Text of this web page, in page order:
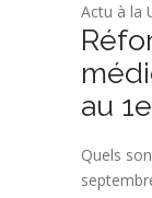
Actu à la
au
Quels